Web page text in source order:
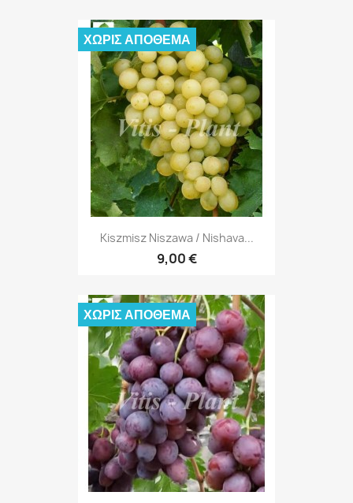
Kiszmisz Niszawa / Nishava...
9,00 €
ΧΩΡΊΣ ΑΠΌΘΕΜΑ
ΧΩΡΊΣ ΑΠΌΘΕΜΑ